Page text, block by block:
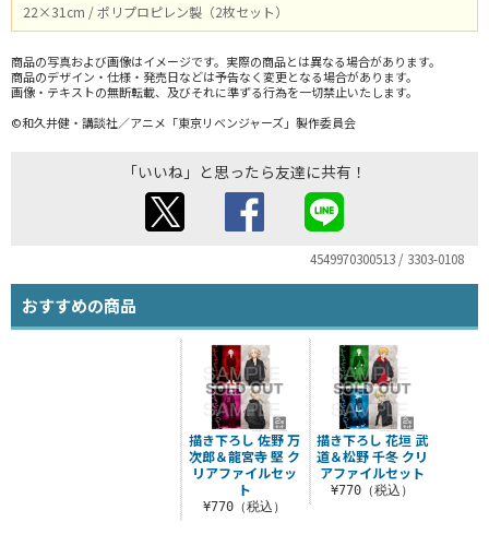
22×31cm / ポリプロピレン製（2枚セット）
商品の写真および画像はイメージです。実際の商品とは異なる場合があります。
商品のデザイン・仕様・発売日などは予告なく変更となる場合があります。
画像・テキストの無断転載、及びそれに準ずる行為を一切禁止いたします。
©和久井健・講談社／アニメ「東京リベンジャーズ」製作委員会
「いいね」と思ったら友達に共有！
4549970300513 / 3303-0108
おすすめの商品
描き下ろし 佐野 万
次郎＆龍宮寺 堅 ク
リアファイルセッ
ト
¥770（税込）
描き下ろし 花垣 武
道＆松野 千冬 クリ
アファイルセット
¥770（税込）